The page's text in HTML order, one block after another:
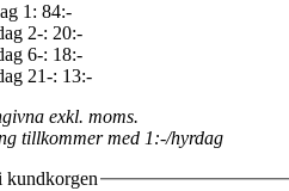
1: 84:-
2-: 20:-
6-: 18:-
21-: 13:-
exkl. moms.
tillkommer med 1:-/hyrdag
kundkorgen